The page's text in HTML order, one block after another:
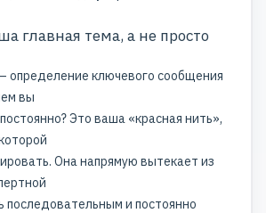
главная тема, а не просто
ключевого сообщения
вы
Это ваша «красная нить»,
Она напрямую вытекает из
и постоянно